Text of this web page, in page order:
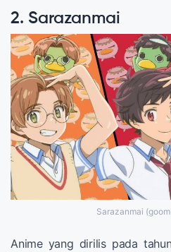
2. Sarazanmai
Sarazanmai
Anime yang dirilis pada